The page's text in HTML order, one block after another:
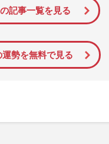
記事一覧を見る
運勢を無料で見る